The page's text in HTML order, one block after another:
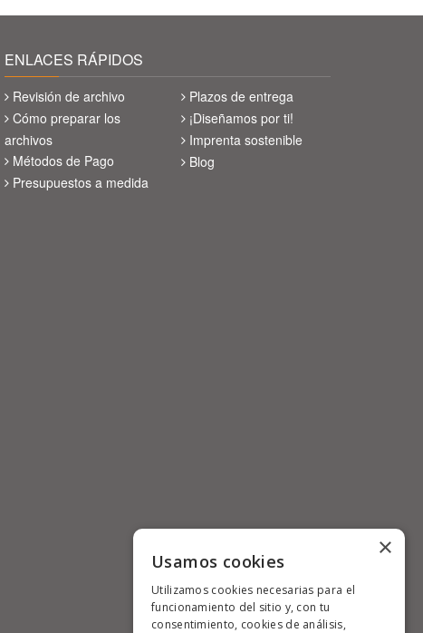
ENLACES RÁPIDOS
Revisión de archivo
Cómo preparar los
archivos
Métodos de Pago
Presupuestos a medida
Plazos de entrega
¡Diseñamos por ti!
Imprenta sostenible
Blog
×
Usamos cookies
Utilizamos cookies necesarias para el
funcionamiento del sitio y, con tu
consentimiento, cookies de análisis,